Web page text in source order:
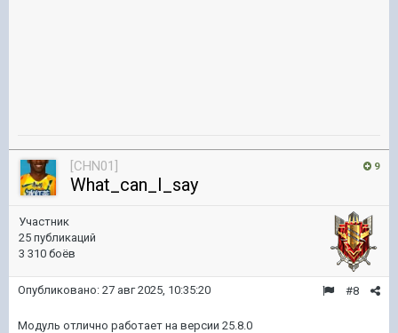
9
[CHN01]
What_can_I_say
Участник
25 публикаций
3 310 боёв
#8
Опубликовано: 27 авг 2025, 10:35:20
Модуль отлично работает на версии 25.8.0